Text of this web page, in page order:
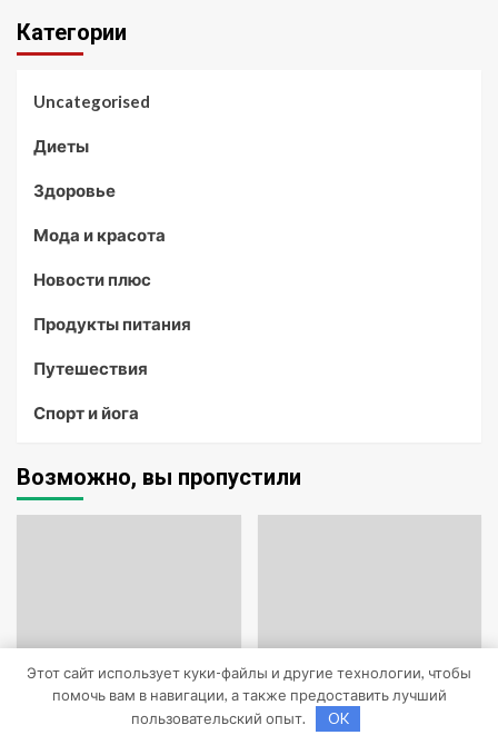
Категории
Uncategorised
Диеты
Здоровье
Мода и красота
Новости плюс
Продукты питания
Путешествия
Спорт и йога
Возможно, вы пропустили
Uncategorised
Этот сайт использует куки-файлы и другие технологии, чтобы
помочь вам в навигации, а также предоставить лучший
пользовательский опыт.
OK